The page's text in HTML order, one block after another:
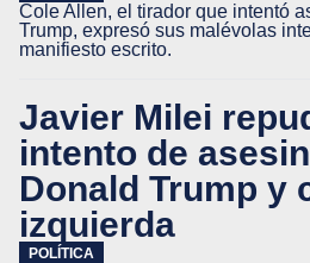
Cole Allen, el tirador que intentó
Trump, expresó sus malévolas
manifiesto escrito.
Javier Milei
intento de
Donald Trump y
izquierda
POLÍTICA